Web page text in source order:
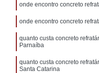
onde encontro concreto
onde encontro concreto
quanto custa concreto
Parnaíba
quanto custa concreto
Santa Catarina